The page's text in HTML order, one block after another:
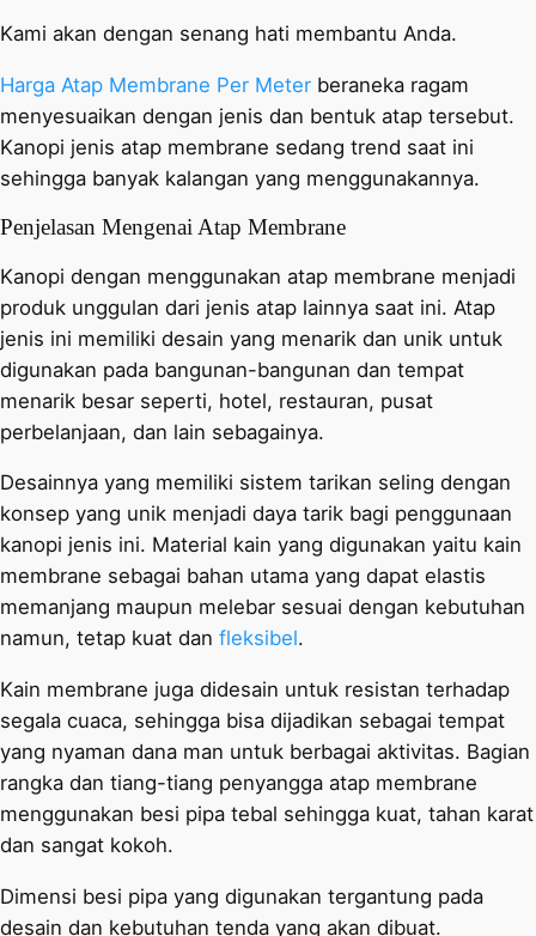
Kami akan dengan senang hati membantu Anda.
Harga Atap Membrane Per Meter beraneka ragam
menyesuaikan dengan jenis dan bentuk atap tersebut.
Kanopi jenis atap membrane sedang trend saat ini
sehingga banyak kalangan yang menggunakannya.
Penjelasan Mengenai Atap Membrane
Kanopi dengan menggunakan atap membrane menjadi
produk unggulan dari jenis atap lainnya saat ini. Atap
jenis ini memiliki desain yang menarik dan unik untuk
digunakan pada bangunan-bangunan dan tempat
menarik besar seperti, hotel, restauran, pusat
perbelanjaan, dan lain sebagainya.
Desainnya yang memiliki sistem tarikan seling dengan
konsep yang unik menjadi daya tarik bagi penggunaan
kanopi jenis ini. Material kain yang digunakan yaitu kain
membrane sebagai bahan utama yang dapat elastis
memanjang maupun melebar sesuai dengan kebutuhan
namun, tetap kuat dan fleksibel.
Kain membrane juga didesain untuk resistan terhadap
segala cuaca, sehingga bisa dijadikan sebagai tempat
yang nyaman dana man untuk berbagai aktivitas. Bagian
rangka dan tiang-tiang penyangga atap membrane
menggunakan besi pipa tebal sehingga kuat, tahan karat
dan sangat kokoh.
Dimensi besi pipa yang digunakan tergantung pada
desain dan kebutuhan tenda yang akan dibuat.